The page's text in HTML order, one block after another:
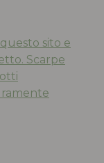
sito e
Scarpe